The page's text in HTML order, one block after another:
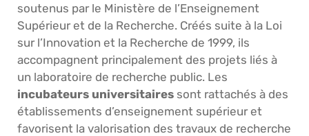
soutenus par le Ministère de l’Enseignement
Supérieur et de la Recherche. Créés suite à la Loi
sur l’Innovation et la Recherche de 1999, ils
accompagnent principalement des projets liés à
un laboratoire de recherche public. Les
incubateurs universitaires sont rattachés à des
établissements d’enseignement supérieur et
favorisent la valorisation des travaux de recherche